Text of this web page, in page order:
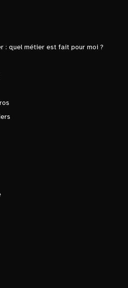
: quel métier est fait pour moi ?